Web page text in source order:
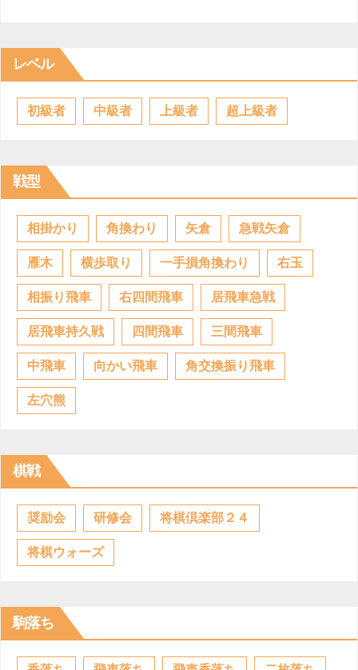
レベル
初級者 中級者 上級者 超上級者
戦型
相掛かり 角換わり 矢倉 急戦矢倉
雁木 横歩取り 一手損角換わり 右玉
相振り飛車 右四間飛車 居飛車急戦
居飛車持久戦 四間飛車 三間飛車
中飛車 向かい飛車 角交換振り飛車
左穴熊
棋戦
奨励会 研修会 将棋倶楽部２４
将棋ウォーズ
駒落ち